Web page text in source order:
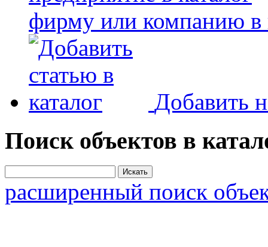
фирму или компанию в
Добавить
Поиск объектов в
расширенный поиск